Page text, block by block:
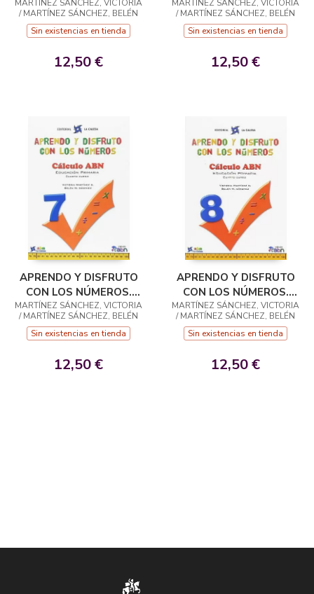
CÁLCULO ABN 10
MARTÍNEZ SÁNCHEZ, VICTORIA
/ MARTÍNEZ SÁNCHEZ, BELÉN
Sin existencias en tienda
12,50 €
CÁLCULO ABN 9
MARTÍNEZ SÁNCHEZ, VICTORIA
/ MARTÍNEZ SÁNCHEZ, BELÉN
Sin existencias en tienda
12,50 €
APRENDO Y DISFRUTO
CON LOS NÚMEROS.
CÁLCULO ABN 7
MARTÍNEZ SÁNCHEZ, VICTORIA
/ MARTÍNEZ SÁNCHEZ, BELÉN
Sin existencias en tienda
12,50 €
APRENDO Y DISFRUTO
CON LOS NÚMEROS.
CÁLCULO ABN 8
MARTÍNEZ SÁNCHEZ, VICTORIA
/ MARTÍNEZ SÁNCHEZ, BELÉN
Sin existencias en tienda
12,50 €